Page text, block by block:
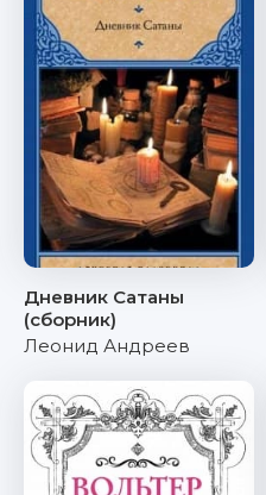
Дневник Сатаны
(сборник)
Леонид Андреев